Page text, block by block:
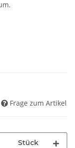
Frage zum Artikel
Stück